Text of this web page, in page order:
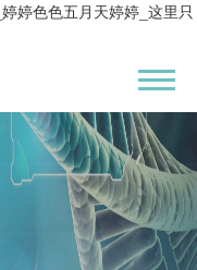
婷色色五月天婷婷_这里只